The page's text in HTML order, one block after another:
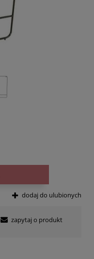
dodaj do ulubionych
zapytaj o produkt